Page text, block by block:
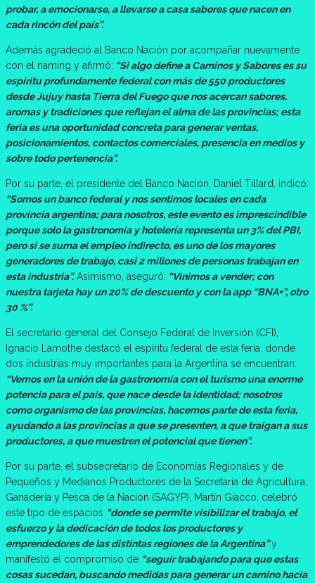
probar, a emocionarse, a llevarse a casa sabores que nacen en
cada rincón del país”.
Además agradeció al Banco Nación por acompañar nuevamente
con el naming y afirmó: “Si algo define a Caminos y Sabores es su
espíritu profundamente federal con más de 550 productores
desde Jujuy hasta Tierra del Fuego que nos acercan sabores,
aromas y tradiciones que reflejan el alma de las provincias; esta
feria es una oportunidad concreta para generar ventas,
posicionamientos, contactos comerciales, presencia en medios y
sobre todo pertenencia”.
Por su parte, el presidente del Banco Nación, Daniel Tillard, indicó:
“Somos un banco federal y nos sentimos locales en cada
provincia argentina; para nosotros, este evento es imprescindible
porque solo la gastronomía y hotelería representa un 3% del PBI,
pero si se suma el empleo indirecto, es uno de los mayores
generadores de trabajo, casi 2 millones de personas trabajan en
esta industria”.Asimismo, aseguró: “Vinimos a vender; con
nuestra tarjeta hay un 20% de descuento y con la app “BNA+”, otro
30 %”.
El secretario general del Consejo Federal de Inversión (CFI),
Ignacio Lamothe destacó el espíritu federal de esta feria, donde
dos industrias muy importantes para la Argentina se encuentran:
“Vemos en la unión de la gastronomía con el turismo una enorme
potencia para el país, que nace desde la identidad; nosotros
como organismo de las provincias, hacemos parte de esta feria,
ayudando a las provincias a que se presenten, a que traigan a sus
productores, a que muestren el potencial que tienen”.
Por su parte, el subsecretario de Economías Regionales y de
Pequeños y Medianos Productores de la Secretaría de Agricultura,
Ganadería y Pesca de la Nación (SAGYP), Martín Giacco, celebró
este tipo de espacios “donde se permite visibilizar el trabajo, el
esfuerzo y la dedicación de todos los productores y
emprendedores de las distintas regiones de la Argentina”y
manifestó el compromiso de “seguir trabajando para que estas
cosas sucedan, buscando medidas para generar un camino hacia